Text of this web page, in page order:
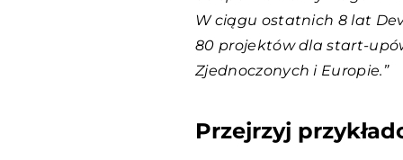
W ciągu ostatnich 8 lat
80 projektów dla start-
Zjednoczonych i Europie.”
Przejrzyj